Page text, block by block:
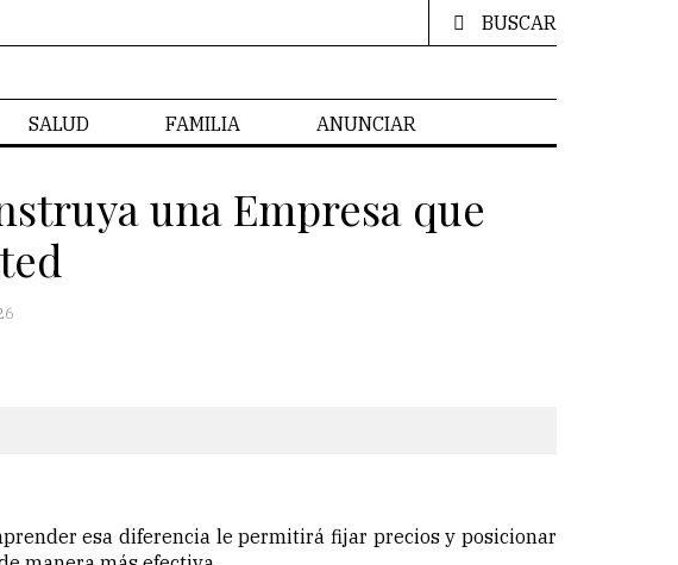
BUSCAR
SALUD FAMILIA
ANUNCIAR
una Empresa que
esa diferencia le permitirá fijar precios y posicionar